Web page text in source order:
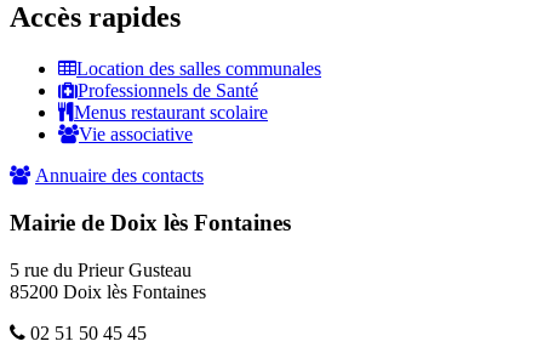
Accès rapides
Location des salles communales
Professionnels de Santé
Menus restaurant scolaire
Vie associative
Annuaire des contacts
Mairie de Doix lès Fontaines
5 rue du Prieur Gusteau
85200 Doix lès Fontaines
02 51 50 45 45